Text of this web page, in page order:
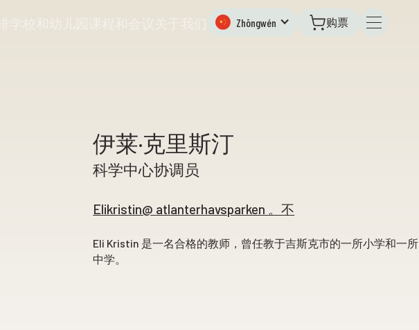
Zhōngwén 购票
伊莱·克里斯汀
科学中心协调员
Elikristin@ atlanterhavsparken 。不
Eli Kristin 是一名合格的教师，曾任教于吉斯克市的一所小学和一所
中学。